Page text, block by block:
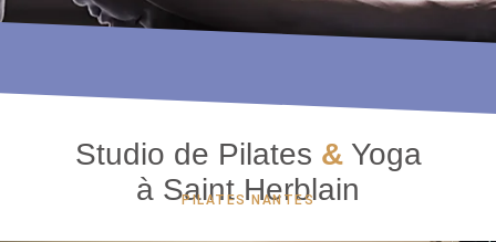
Studio de Pilates &Yoga
à Saint Herblain
PILATES NANTES